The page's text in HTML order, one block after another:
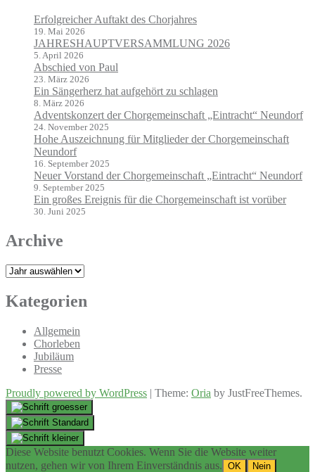
Erfolgreicher Auftakt des Chorjahres
19. Mai 2026
JAHRESHAUPTVERSAMMLUNG 2026
5. April 2026
Abschied von Paul
23. März 2026
Ein Sängerherz hat aufgehört zu schlagen
8. März 2026
Adventskonzert der Chorgemeinschaft „Eintracht“ Neundorf
24. November 2025
Hohe Auszeichnung für Mitglieder der Chorgemeinschaft
Neundorf
16. September 2025
Neuer Vorstand der Chorgemeinschaft „Eintracht“ Neundorf
9. September 2025
Ein großes Ereignis für die Chorgemeinschaft ist vorüber
30. Juni 2025
Archive
Archiv
Kategorien
Allgemein
Chorleben
Jubiläum
Presse
Proudly powered by WordPress | Theme: Oria by JustFreeThemes.
Diese Website benutzt Cookies. Wenn Sie die Website weiter
nutzen, gehen wir von Ihrem Einverständnis aus. OK Nein